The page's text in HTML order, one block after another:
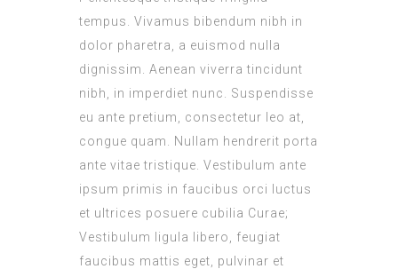
tempus. Vivamus bibendum nibh in
dolor pharetra, a euismod nulla
dignissim. Aenean viverra tincidunt
nibh, in imperdiet nunc. Suspendisse
eu ante pretium, consectetur leo at,
congue quam. Nullam hendrerit porta
ante vitae tristique. Vestibulum ante
ipsum primis in faucibus orci luctus
et ultrices posuere cubilia Curae;
Vestibulum ligula libero, feugiat
faucibus mattis eget, pulvinar et